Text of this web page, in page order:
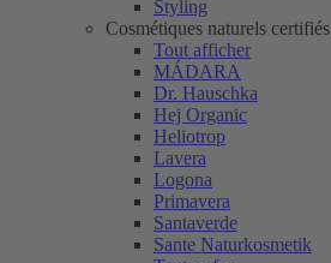
Styling
Cosmétiques naturels certifiés
Tout afficher
MÁDARA
Dr. Hauschka
Hej Organic
Heliotrop
Lavera
Logona
Primavera
Santaverde
Sante Naturkosmetik